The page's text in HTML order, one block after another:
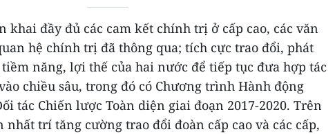
đầy đủ các cam kết chính trị ở cấp cao, các văn
hệ chính trị đã thông qua; tích cực trao đổi, phát
năng, lợi thế của hai nước để tiếp tục đưa hợp tác
chiều sâu, trong đó có Chương trình Hành động
tác Chiến lược Toàn diện giai đoạn 2017-2020. Trên
trí tăng cường trao đổi đoàn cấp cao và các cấp,